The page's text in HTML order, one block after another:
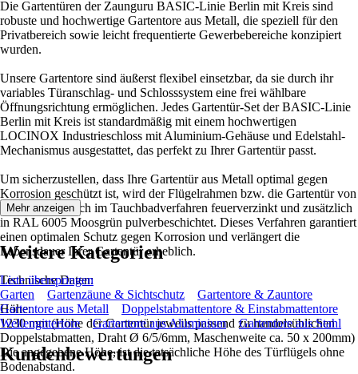
Die Gartentüren der Zaunguru BASIC-Linie Berlin mit Kreis sind
robuste und hochwertige Gartentore aus Metall, die speziell für den
Privatbereich sowie leicht frequentierte Gewerbebereiche konzipiert
wurden.
Unsere Gartentore sind äußerst flexibel einsetzbar, da sie durch ihr
variables Türanschlag- und Schlosssystem eine frei wählbare
Öffnungsrichtung ermöglichen. Jedes Gartentür-Set der BASIC-Linie
Berlin mit Kreis ist standardmäßig mit einem hochwertigen
LOCINOX Industrieschloss mit Aluminium-Gehäuse und Edelstahl-
Mechanismus ausgestattet, das perfekt zu Ihrer Gartentür passt.
Um sicherzustellen, dass Ihre Gartentür aus Metall optimal gegen
Korrosion geschützt ist, wird der Flügelrahmen bzw. die Gartentür von
uns ausschließlich im Tauchbadverfahren feuerverzinkt und zusätzlich
in RAL 6005 Moosgrün pulverbeschichtet. Dieses Verfahren garantiert
einen optimalen Schutz gegen Korrosion und verlängert die
Lebensdauer Ihrer Gartentür erheblich.
Technische Daten:
Höhe:
1230 mm (Höhe der Gartentür jeweils passend zu handelsüblichen
Doppelstabmatten, Draht Ø 6/5/6mm, Maschenweite ca. 50 x 200mm)
Die angegebene Höhe, ist die tatsächliche Höhe des Türflügels ohne
Bodenabstand.
Mehr anzeigen
Weitere Kategorien
Liste überspringen
Garten
Gartenzäune & Sichtschutz
Gartentore & Zauntore
Gartentore aus Metall
Doppelstabmattentore & Einstabmattentore
Wellengittertore
Gartentore aus Aluminium Gartentore aus Stahl
Kundenbewertungen